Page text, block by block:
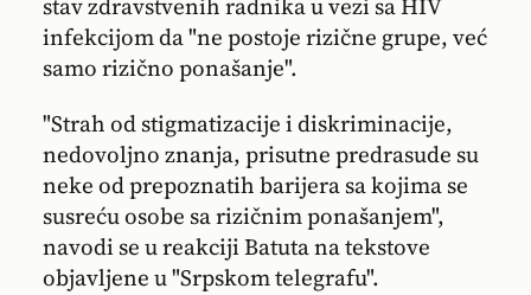
stav zdravstvenih radnika u vezi sa HIV
infekcijom da "ne postoje rizične grupe, već
samo rizično ponašanje".
"Strah od stigmatizacije i diskriminacije,
nedovoljno znanja, prisutne predrasude su
neke od prepoznatih barijera sa kojima se
susreću osobe sa rizičnim ponašanjem",
navodi se u reakciji Batuta na tekstove
objavljene u "Srpskom telegrafu".